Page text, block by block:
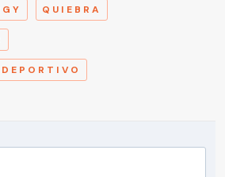
QUIEBRA